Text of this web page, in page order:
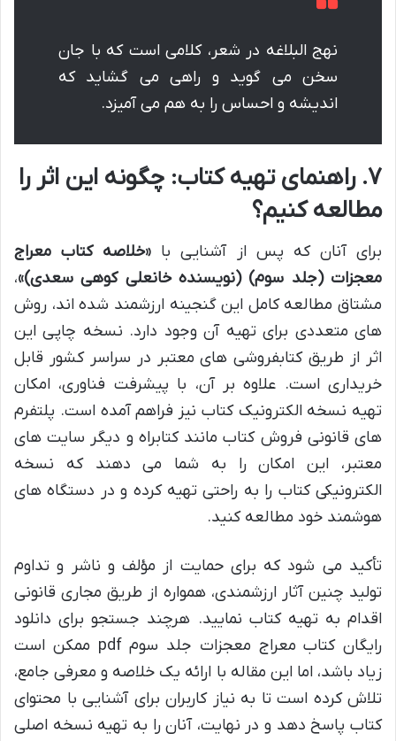
نهج البلاغه در شعر، کلامی است که با جان
سخن می گوید و راهی می گشاید که
اندیشه و احساس را به هم می آمیزد.
۷. راهنمای تهیه کتاب: چگونه این اثر را
مطالعه کنیم؟
برای آنان که پس از آشنایی با «خلاصه کتاب معراج
معجزات (جلد سوم) (نویسنده خانعلی کوهی سعدی)»،
مشتاق مطالعه کامل این گنجینه ارزشمند شده اند، روش
های متعددی برای تهیه آن وجود دارد. نسخه چاپی این
اثر از طریق کتابفروشی های معتبر در سراسر کشور قابل
خریداری است. علاوه بر آن، با پیشرفت فناوری، امکان
تهیه نسخه الکترونیک کتاب نیز فراهم آمده است. پلتفرم
های قانونی فروش کتاب مانند کتابراه و دیگر سایت های
معتبر، این امکان را به شما می دهند که نسخه
الکترونیکی کتاب را به راحتی تهیه کرده و در دستگاه های
هوشمند خود مطالعه کنید.
تأکید می شود که برای حمایت از مؤلف و ناشر و تداوم
تولید چنین آثار ارزشمندی، همواره از طریق مجاری قانونی
اقدام به تهیه کتاب نمایید. هرچند جستجو برای دانلود
رایگان کتاب معراج معجزات جلد سوم pdf ممکن است
زیاد باشد، اما این مقاله با ارائه یک خلاصه و معرفی جامع،
تلاش کرده است تا به نیاز کاربران برای آشنایی با محتوای
کتاب پاسخ دهد و در نهایت، آنان را به تهیه نسخه اصلی